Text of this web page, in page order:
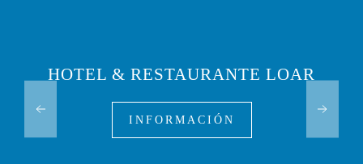
HOTEL & RESTAURANTE LOAR
INFORMACIÓN